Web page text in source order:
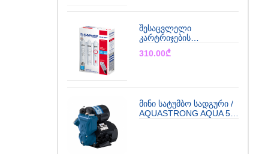
შესაცვლელი
კარტრიჯების
კომპლექტი BWT
BARRIER EXPERT
310.00₾
მინი სატუმბო სადგური /
AQUASTRONG AQUA 50